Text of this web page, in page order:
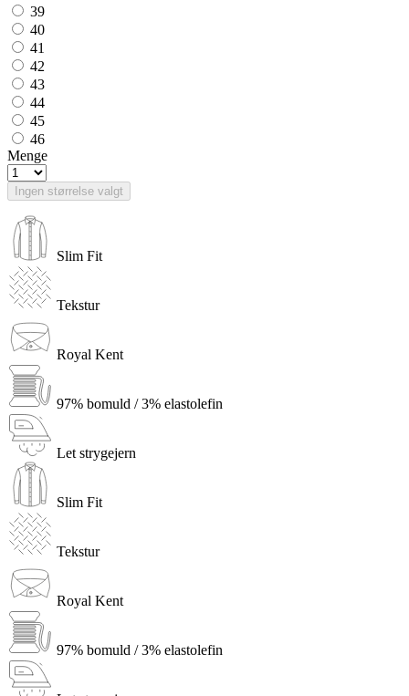
39
40
41
42
43
44
45
46
Menge
Ingen størrelse valgt
Slim Fit
Tekstur
Royal Kent
97% bomuld / 3% elastolefin
Let strygejern
Slim Fit
Tekstur
Royal Kent
97% bomuld / 3% elastolefin